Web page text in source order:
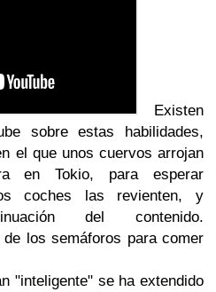
Existen
sobre estas habilidades,
el que unos cuervos arrojan
en Tokio, para esperar
coches las revienten, y
del contenido.
de los semáforos para comer
"inteligente" se ha extendido